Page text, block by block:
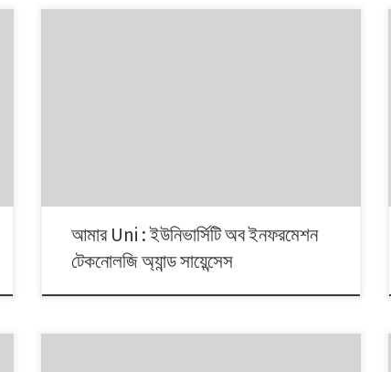
আমার Uni : ইউনিভার্সিটি অব ইনফরমেশন
টেকনোলজি অ্যান্ড সায়েন্সেস